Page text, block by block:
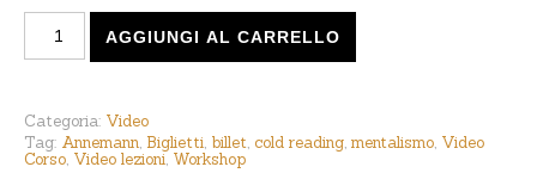
Matteo Filippini - PaperMind: Workshop sui biglietti
AGGIUNGI AL CARRELLO
Categoria: Video
Tag: Annemann, Biglietti, billet, cold reading, mentalismo, Video
Corso, Video lezioni, Workshop